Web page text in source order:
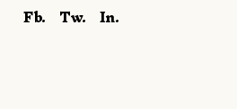
Fb. Tw. In.